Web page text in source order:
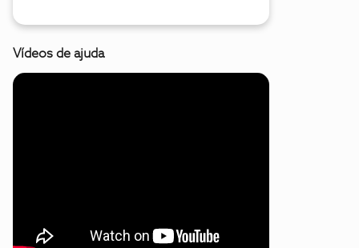
Vídeos de ajuda